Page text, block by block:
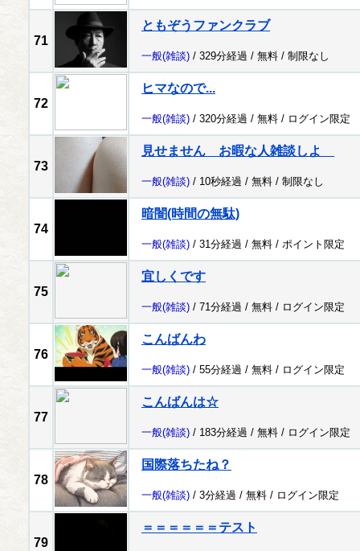
71
ともぞうファンクラブ
一般(雑談) / 329分経過 / 無料 / 制限なし
72
ヒマなので...
一般(雑談) / 320分経過 / 無料 / ログイン限定
73
見せません お暇な人雑談しよ
一般(雑談) / 10秒経過 / 無料 / 制限なし
74
暗闇(時間の無駄)
一般(雑談) / 31分経過 / 無料 / ポイント限定
75
宜しくです
一般(雑談) / 71分経過 / 無料 / ログイン限定
76
こんばんわ
一般(雑談) / 55分経過 / 無料 / ログイン限定
77
こんばんは☆
一般(雑談) / 183分経過 / 無料 / ログイン限定
78
国際落ちたね？
一般(雑談) / 3分経過 / 無料 / ログイン限定
79
＝＝＝＝＝＝テスト